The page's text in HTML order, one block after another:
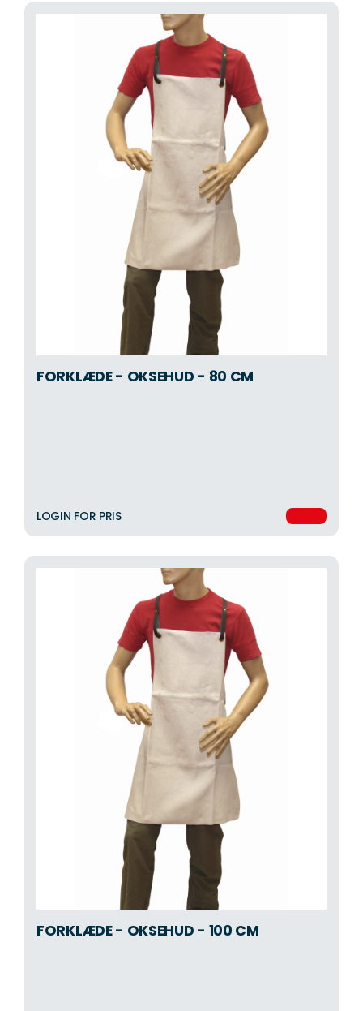
FORKLÆDE - OKSEHUD - 80 CM
LOGIN FOR PRIS
FORKLÆDE - OKSEHUD - 100 CM